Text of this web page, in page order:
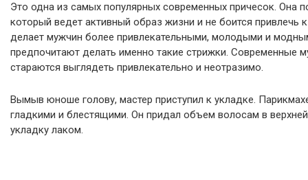
Это одна из самых популярных современных причесок. Она
который ведет активный образ жизни и не боится привлечь
делает мужчин более привлекательными, молодыми и
предпочитают делать именно такие стрижки. Современные
стараются выглядеть привлекательно и неотразимо.
Вымыв юноше голову, мастер приступил к укладке.
гладкими и блестящими. Он придал объем волосам в
укладку лаком.